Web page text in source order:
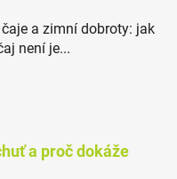
a zimní dobroty: jak
není je...
a proč dokáže